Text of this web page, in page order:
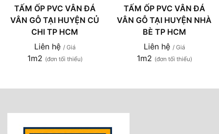
TẤM ỐP PVC VÂN ĐÁ
VÂN GỖ TẠI HUYỆN CỦ
CHI TP HCM
Liên hệ / Giá
1m2 (đơn tối thiểu)
TẤM ỐP PVC VÂN ĐÁ
VÂN GỖ TẠI HUYỆN NHÀ
BÈ TP HCM
Liên hệ / Giá
1m2 (đơn tối thiểu)